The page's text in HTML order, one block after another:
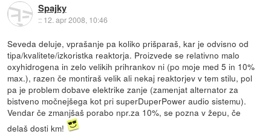
Spajky
:: 12. apr 2008, 10:46
Seveda deluje, vprašanje pa koliko prišparaš, kar je odvisno od
tipa/kvalitete/izkoristka reaktorja. Proizvede se relativno malo
oxyhidrogena in zelo velikih prihrankov ni (po moje med 5 in 10%
max.), razen če montiraš velik ali nekaj reaktorjev v tem stilu, pol
pa je problem dobave elektrike zanje (zamenjat alternator za
bistveno močnejšega kot pri superDuperPower audio sistemu).
Vendar če zmanjšaš porabo npr.za 10%, se pozna v žepu, če
delaš dosti km!